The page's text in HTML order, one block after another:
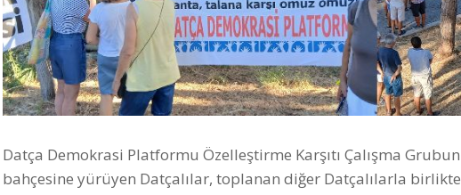
Datça Demokrasi Platformu Özelleştirme Karşıtı Çalışma
bahçesine yürüyen Datçalılar, toplanan diğer Datçalılarla